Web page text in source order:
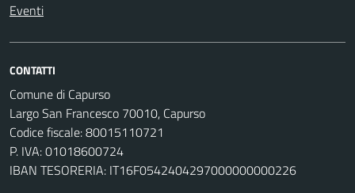
Eventi
CONTATTI
Comune di Capurso
Largo San Francesco 70010, Capurso
Codice fiscale: 80015110721
P. IVA: 01018600724
IBAN TESORERIA: IT16F0542404297000000000226